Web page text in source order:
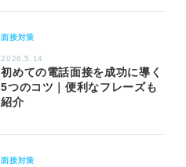
面接対策
2026.5.14
初めての電話面接を成功に導く
5つのコツ｜便利なフレーズも
紹介
面接対策